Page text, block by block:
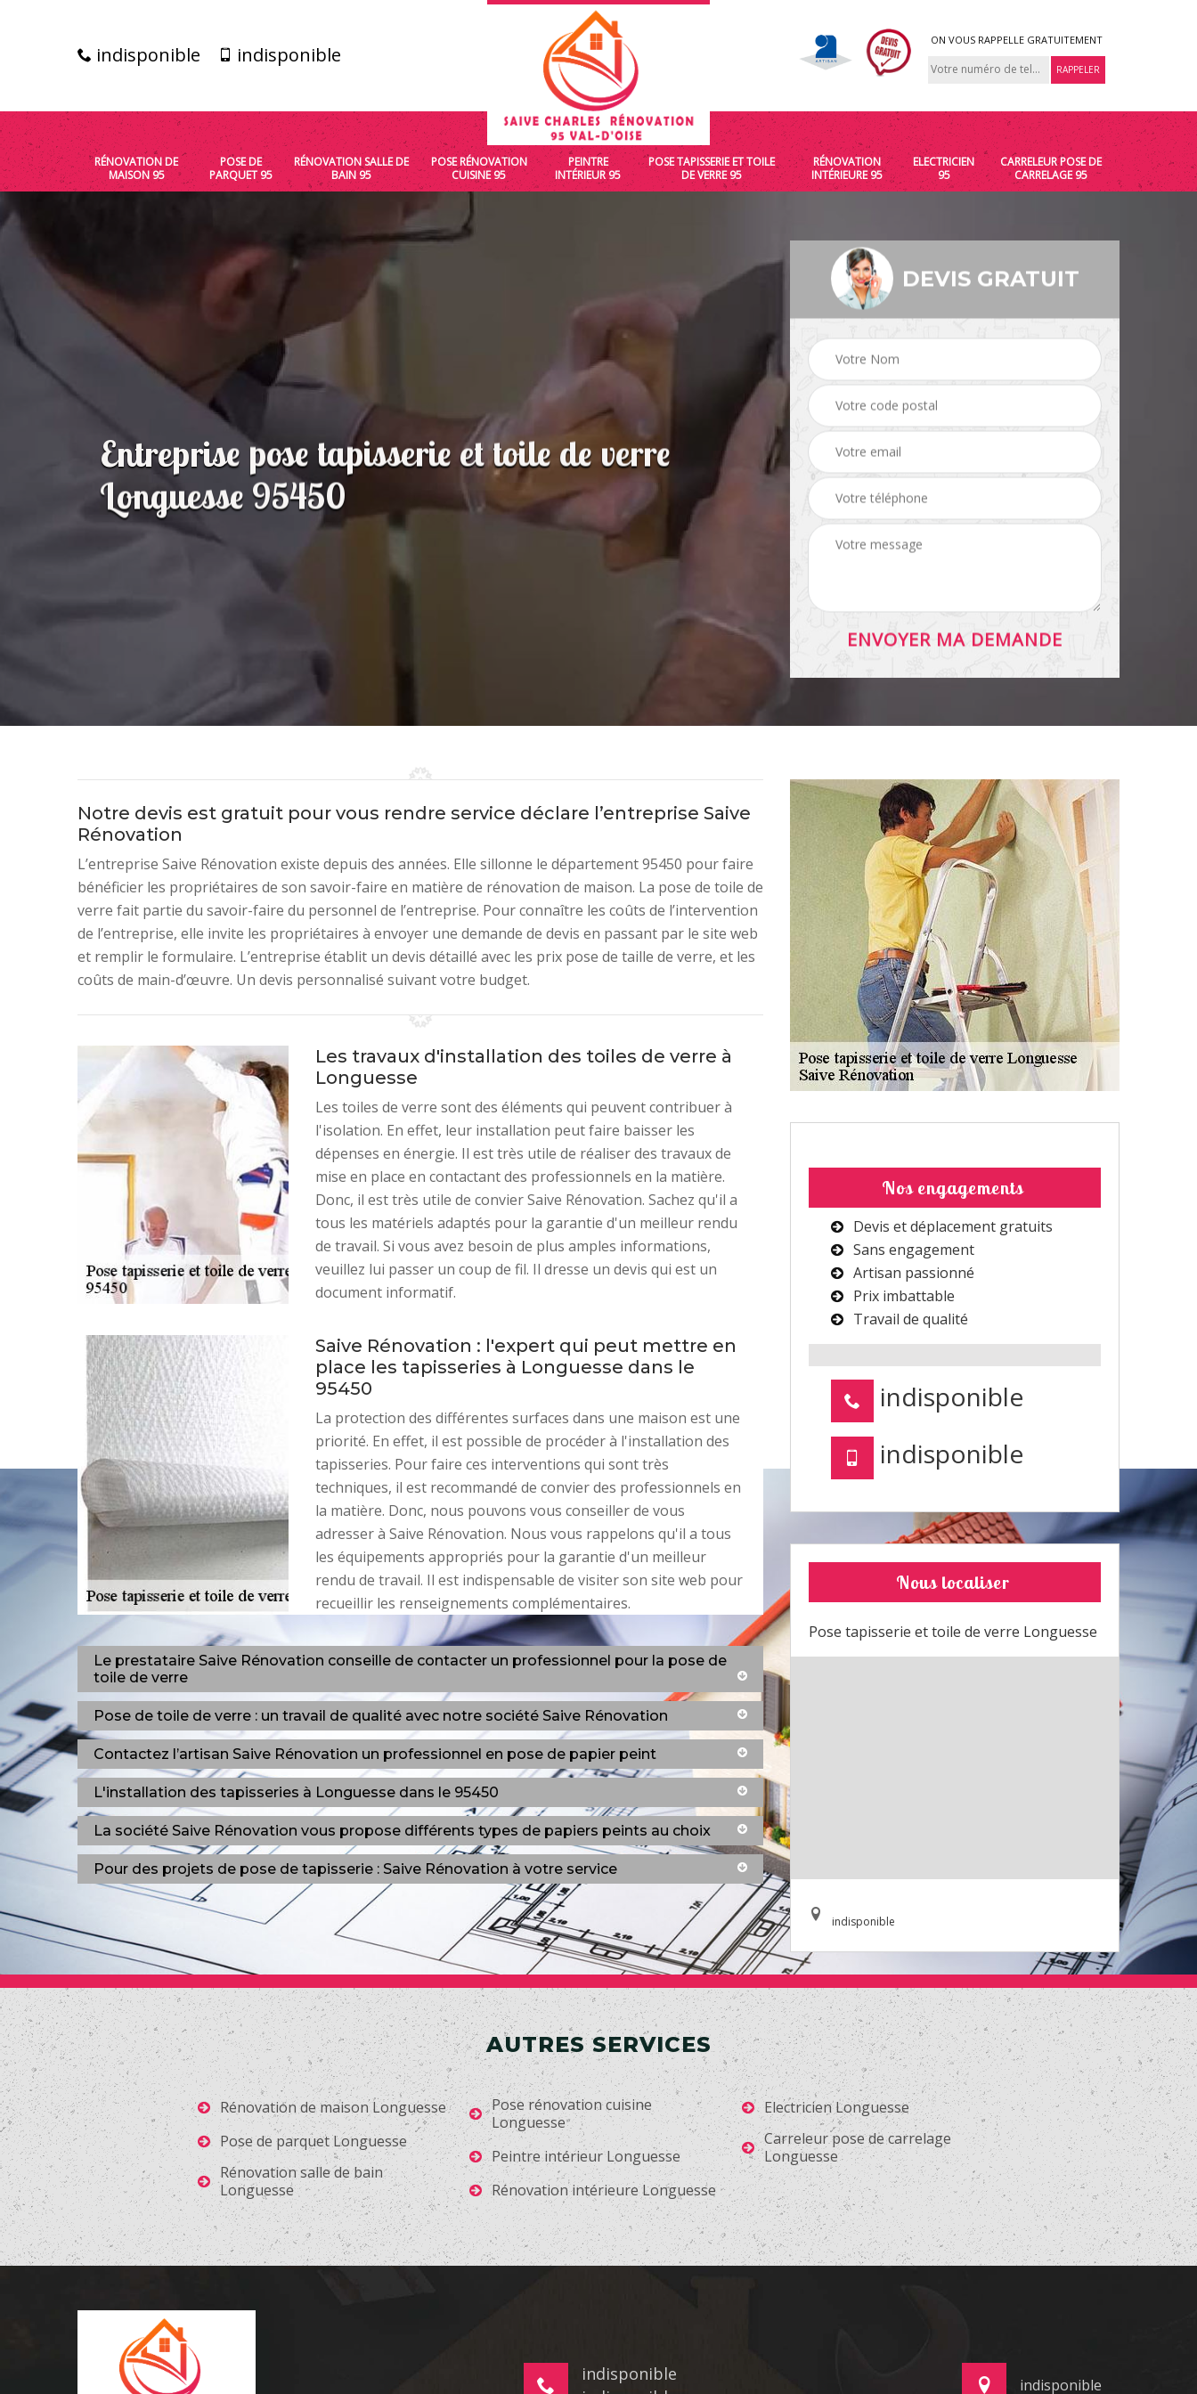
indisponible indisponible
ON VOUS RAPPELLE GRATUITEMENT
RÉNOVATION DE
MAISON 95
POSE DE
PARQUET 95
RÉNOVATION SALLE DE
BAIN 95
POSE RÉNOVATION
CUISINE 95
PEINTRE
INTÉRIEUR 95
POSE TAPISSERIE ET TOILE
DE VERRE 95
RÉNOVATION
INTÉRIEURE 95
ELECTRICIEN
95
CARRELEUR POSE DE
CARRELAGE 95
Entreprise pose tapisserie et toile de verre
Longuesse 95450
DEVIS GRATUIT
Notre devis est gratuit pour vous rendre service déclare l’entreprise Saive
Rénovation
L’entreprise Saive Rénovation existe depuis des années. Elle sillonne le département 95450 pour faire
bénéficier les propriétaires de son savoir-faire en matière de rénovation de maison. La pose de toile de
verre fait partie du savoir-faire du personnel de l’entreprise. Pour connaître les coûts de l’intervention
de l’entreprise, elle invite les propriétaires à envoyer une demande de devis en passant par le site web
et remplir le formulaire. L’entreprise établit un devis détaillé avec les prix pose de taille de verre, et les
coûts de main-d’œuvre. Un devis personnalisé suivant votre budget.
Les travaux d'installation des toiles de verre à
Longuesse
Les toiles de verre sont des éléments qui peuvent contribuer à
l'isolation. En effet, leur installation peut faire baisser les
dépenses en énergie. Il est très utile de réaliser des travaux de
mise en place en contactant des professionnels en la matière.
Donc, il est très utile de convier Saive Rénovation. Sachez qu'il a
tous les matériels adaptés pour la garantie d'un meilleur rendu
de travail. Si vous avez besoin de plus amples informations,
veuillez lui passer un coup de fil. Il dresse un devis qui est un
document informatif.
Saive Rénovation : l'expert qui peut mettre en
place les tapisseries à Longuesse dans le
95450
La protection des différentes surfaces dans une maison est une
priorité. En effet, il est possible de procéder à l'installation des
tapisseries. Pour faire ces interventions qui sont très
techniques, il est recommandé de convier des professionnels en
la matière. Donc, nous pouvons vous conseiller de vous
adresser à Saive Rénovation. Nous vous rappelons qu'il a tous
les équipements appropriés pour la garantie d'un meilleur
rendu de travail. Il est indispensable de visiter son site web pour
recueillir les renseignements complémentaires.
Le prestataire Saive Rénovation conseille de contacter un professionnel pour la pose de
toile de verre
Pose de toile de verre : un travail de qualité avec notre société Saive Rénovation
Contactez l’artisan Saive Rénovation un professionnel en pose de papier peint
L'installation des tapisseries à Longuesse dans le 95450
La société Saive Rénovation vous propose différents types de papiers peints au choix
Pour des projets de pose de tapisserie : Saive Rénovation à votre service
Nos engagements
Devis et déplacement gratuits
Sans engagement
Artisan passionné
Prix imbattable
Travail de qualité
indisponible
indisponible
Nous localiser
Pose tapisserie et toile de verre Longuesse
indisponible
AUTRES SERVICES
Rénovation de maison Longuesse
Pose de parquet Longuesse
Rénovation salle de bain
Longuesse
Pose rénovation cuisine
Longuesse
Peintre intérieur Longuesse
Rénovation intérieure Longuesse
Electricien Longuesse
Carreleur pose de carrelage
Longuesse
indisponible
indisponible